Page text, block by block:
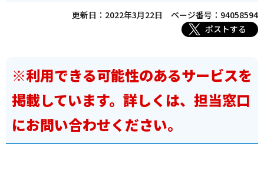
更新日：2022年3月22日
ページ番号：94058594
ポストする
※利用できる可能性のあるサービスを
掲載しています。詳しくは、担当窓口
にお問い合わせください。